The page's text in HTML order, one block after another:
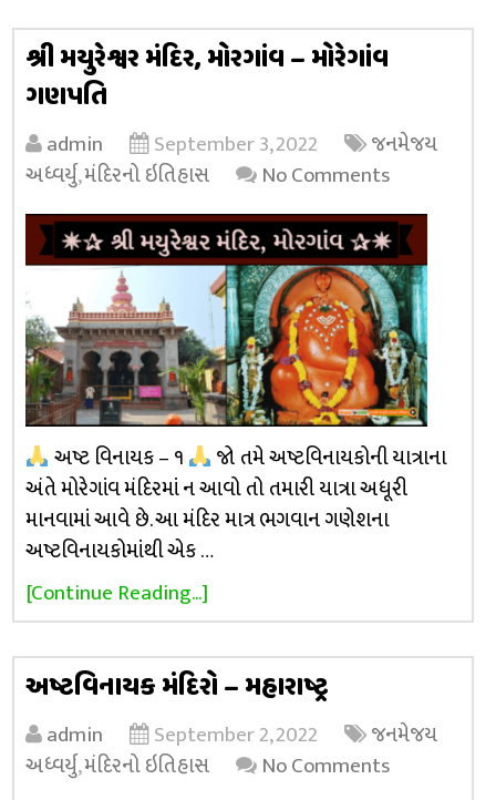
શ્રી મયુરેશ્વર મંદિર, મોરગાંવ – મોરેગાંવ
ગણપતિ
admin September 3, 2022
જનમેજય
અધ્વર્યુ,મંદિરનો ઇતિહાસ No Comments
અષ્ટ વિનાયક – ૧
જો તમે અષ્ટવિનાયકોની યાત્રાના
અંતે મોરેગાંવ મંદિરમાં ન આવો તો તમારી યાત્રા અધૂરી
માનવામાં આવે છે. આ મંદિર માત્ર ભગવાન ગણેશના
અષ્ટવિનાયકોમાંથી એક …
[Continue Reading...]
અષ્ટવિનાયક મંદિરો – મહારાષ્ટ્ર
admin September 2, 2022
જનમેજય
અધ્વર્યુ,મંદિરનો ઇતિહાસ No Comments